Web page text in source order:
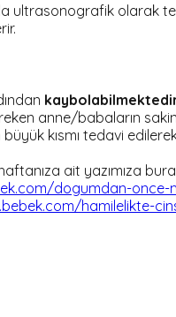
olarak
anne/babaların
kısmı tedavi
ait yazımıza
dogumdan-
hamilelikte-